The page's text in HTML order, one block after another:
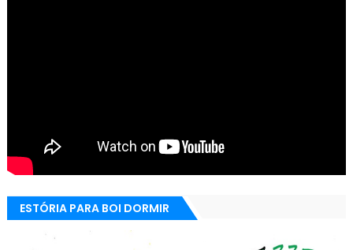
ESTÓRIA PARA BOI DORMIR